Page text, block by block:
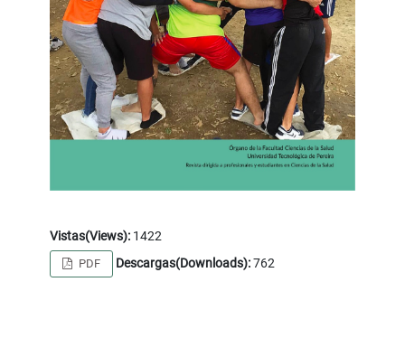
Vistas(Views): 1422
PDF Descargas(Downloads):762